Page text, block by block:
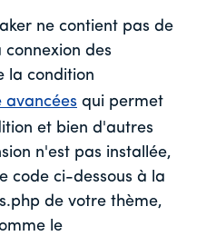
ne contient pas de
des
la condition
avancées qui permet
et bien d'autres
n'est pas installée,
code ci-dessous à la
de votre thème,
le